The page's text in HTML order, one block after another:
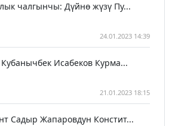
чалгынчы: Дүйнө жүзү Пу...
24.01.2023 14:39
Исабеков Курма...
21.01.2023 18:15
Садыр Жапаровдун Констит...